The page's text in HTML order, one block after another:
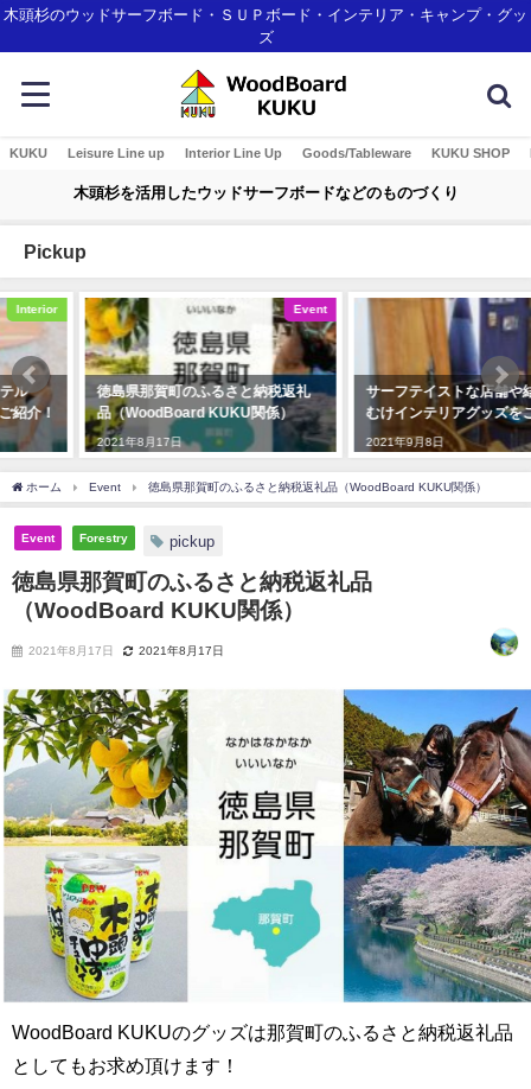
木頭杉のウッドサーフボード・ＳＵＰボード・インテリア・キャンプ・グッ
ズ
KUKU Leisure Line up Interior Line Up Goods/Tableware KUKU SHOP
木頭杉を活用したウッドサーフボードなどのものづくり
Pickup
Event
徳島県那賀町のふるさと納税返礼
品（WoodBoard KUKU関係）
2021年8月17日
Interior
サーフテイストな店舗や結婚式場
むけインテリアグッズをご紹介！
2021年9月8日
ホーム Event 徳島県那賀町のふるさと納税返礼品（WoodBoard KUKU関係）
Event Forestry pickup
徳島県那賀町のふるさと納税返礼品
（WoodBoard KUKU関係）
2021年8月17日 2021年8月17日
WoodBoard KUKUのグッズは那賀町のふるさと納税返礼品
としてもお求め頂けます！